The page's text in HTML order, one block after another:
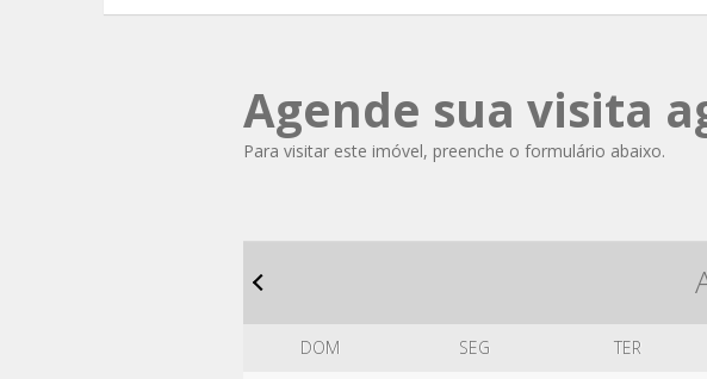
Agende sua visita
Para visitar este imóvel, preenche o formulário abaixo.
DOM SEG TER